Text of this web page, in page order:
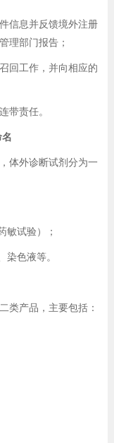
信息并反馈境外注册
理部门报告；
回工作，并向相应的
责任。
体外诊断试剂分为一
试验）；
色液等。
产品，主要包括：